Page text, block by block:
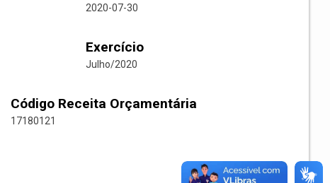
2020-07-30
Exercício
Julho/2020
Código Receita Orçamentária
17180121